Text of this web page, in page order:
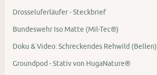
Drosseluferläufer - Steckbrief
Bundeswehr Iso Matte (Mil-Tec®)
Doku & Video: Schreckendes Rehwild (Bellen)
Groundpod - Stativ von HugaNature®